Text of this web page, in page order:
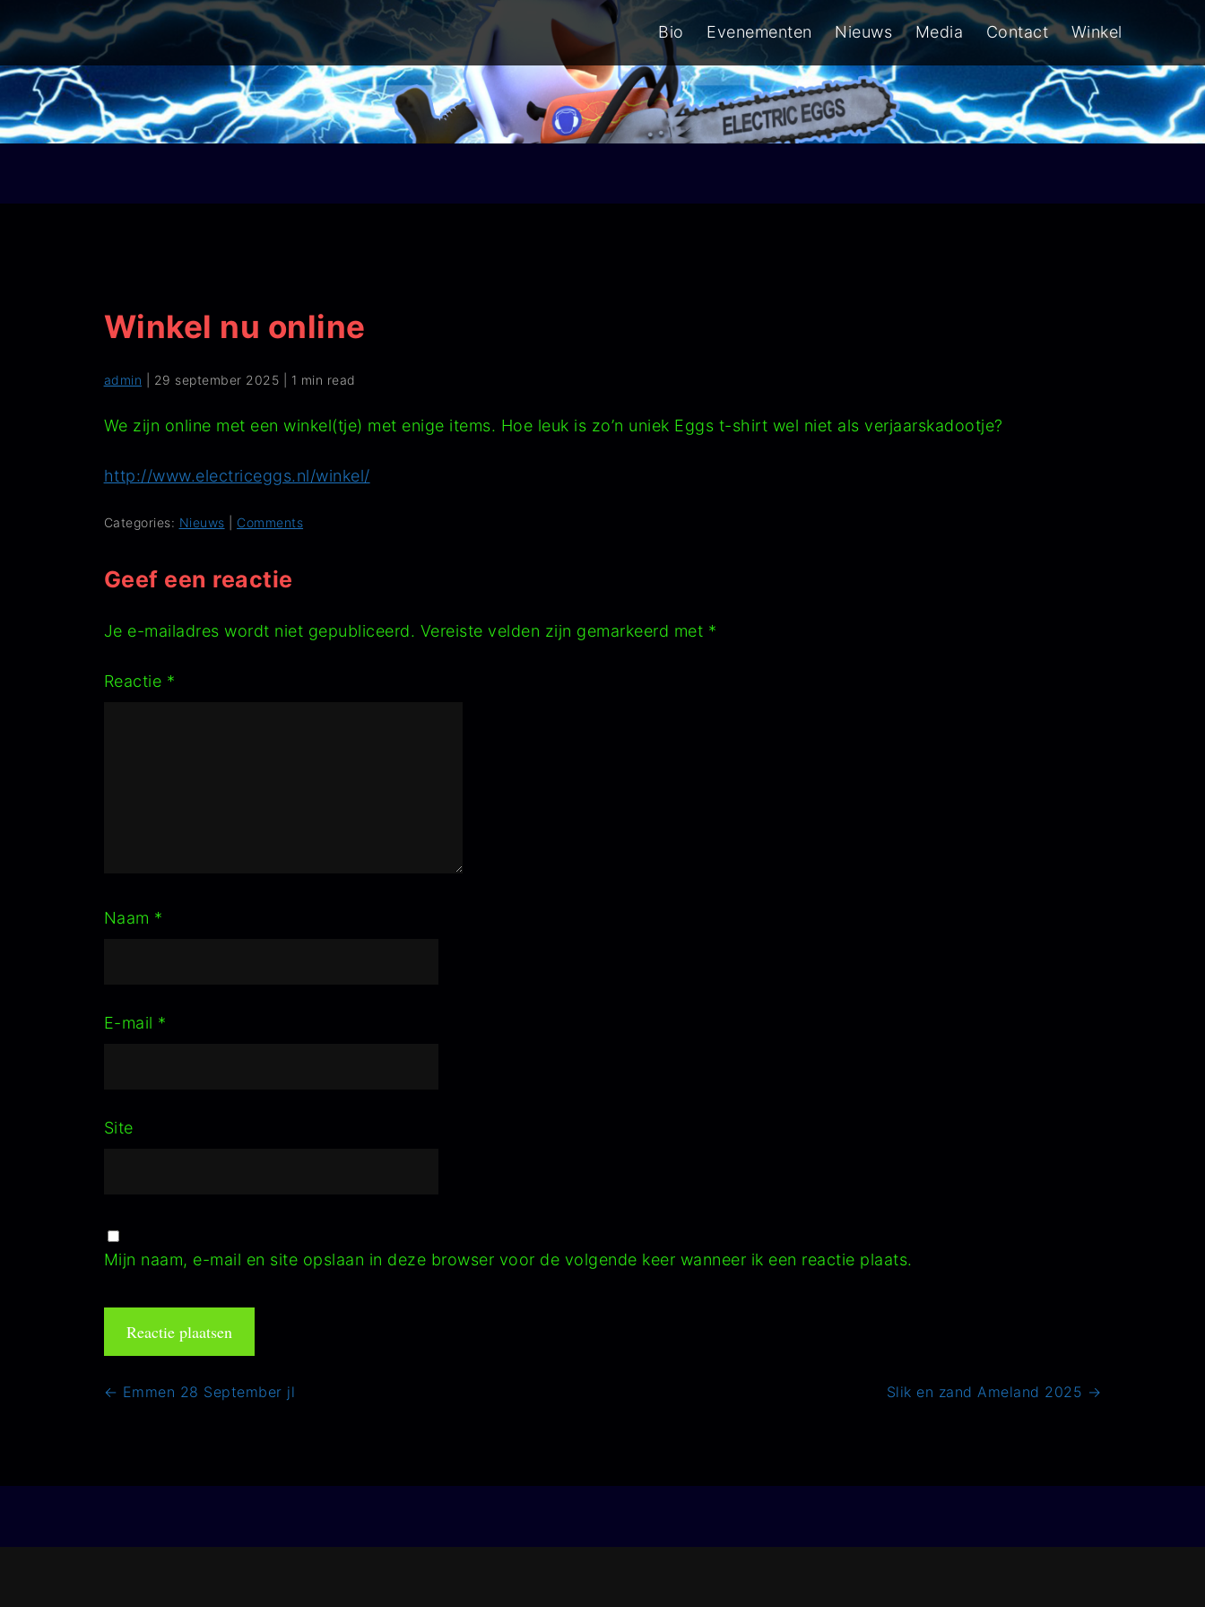
Bio Evenementen Nieuws Media Contact Winkel
Winkel nu online
admin 29 september 2025 1 min read
We zijn online met een winkel(tje) met enige items. Hoe leuk is zo’n uniek Eggs t-shirt wel niet als verjaarskadootje?
http://www.electriceggs.nl/winkel/
Categories: Nieuws Comments
Geef een reactie
Je e-mailadres wordt niet gepubliceerd. Vereiste velden zijn gemarkeerd met *
Reactie *
Naam *
E-mail *
Site
Mijn naam, e-mail en site opslaan in deze browser voor de volgende keer wanneer ik een reactie plaats.
Bericht
← Emmen 28 September jl Slik en zand Ameland 2025 →